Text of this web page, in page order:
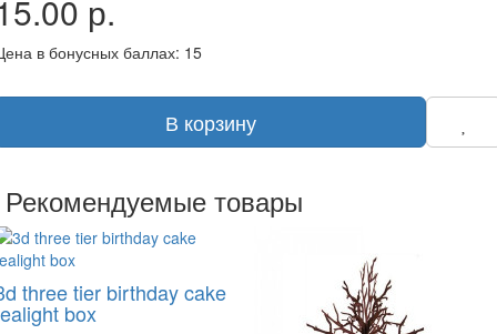
р.
в бонусных баллах: 15
В корзину
Рекомендуемые товары
three tier birthday cake
box